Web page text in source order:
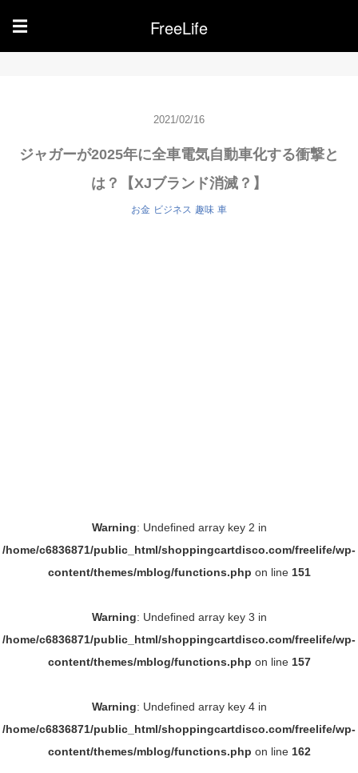
☰ FreeLife
2021/02/16
ジャガーが2025年に全車電気自動車化する衝撃と
は？【XJブランド消滅？】
お金 ビジネス 趣味 車
Warning: Undefined array key 2 in
/home/c6836871/public_html/shoppingcartdisco.com/freelife/wp-
content/themes/mblog/functions.php on line 151
Warning: Undefined array key 3 in
/home/c6836871/public_html/shoppingcartdisco.com/freelife/wp-
content/themes/mblog/functions.php on line 157
Warning: Undefined array key 4 in
/home/c6836871/public_html/shoppingcartdisco.com/freelife/wp-
content/themes/mblog/functions.php on line 162